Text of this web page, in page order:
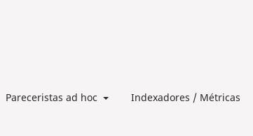
Pareceristas ad hoc Indexadores / Métricas